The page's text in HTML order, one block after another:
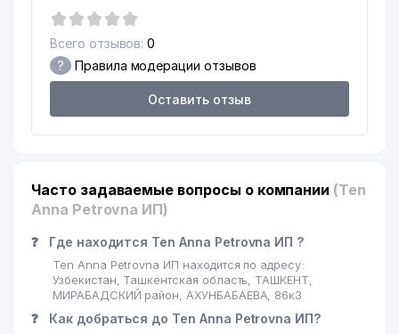
Всего отзывов: 0
? Правила модерации отзывов
Оставить отзыв
Часто задаваемые вопросы о компании (Ten
Anna Petrovna ИП)
❓ Где находится Ten Anna Petrovna ИП ?
Ten Anna Petrovna ИП находится по адресу:
Узбекистан, Ташкентская область, ТАШКЕНТ,
МИРАБАДСКИЙ район, АХУНБАБАЕВА, 86к3
❓ Как добраться до Ten Anna Petrovna ИП?